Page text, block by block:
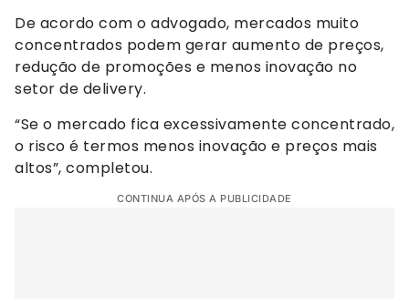
De acordo com o advogado, mercados muito
concentrados podem gerar aumento de preços,
redução de promoções e menos inovação no
setor de delivery.
“Se o mercado fica excessivamente concentrado,
o risco é termos menos inovação e preços mais
altos”, completou.
CONTINUA APÓS A PUBLICIDADE